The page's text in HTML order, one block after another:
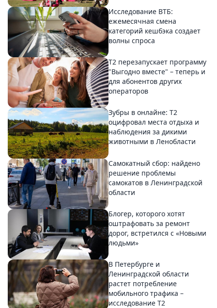
Исследование ВТБ:
ежемесячная смена
категорий кешбэка создает
волны спроса
Т2 перезапускает программу
"Выгодно вместе" – теперь и
для абонентов других
операторов
Зубры в онлайне: Т2
оцифровал места отдыха и
наблюдения за дикими
животными в Ленобласти
Самокатный сбор: найдено
решение проблемы
самокатов в Ленинградской
области
Блогер, которого хотят
оштрафовать за ремонт
дорог, встретился с «Новыми
людьми»
В Петербурге и
Ленинградской области
растет потребление
мобильного трафика –
исследование T2